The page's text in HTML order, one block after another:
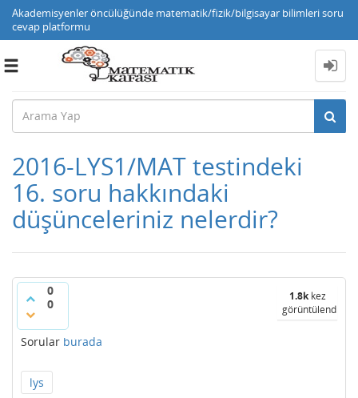
Akademisyenler öncülüğünde matematik/fizik/bilgisayar bilimleri soru
cevap platformu
Toggle
2016-LYS1/MAT testindeki
16. soru hakkındaki
düşünceleriniz nelerdir?
0
0
1.8kkez
görüntülendi
Sorular burada
lys